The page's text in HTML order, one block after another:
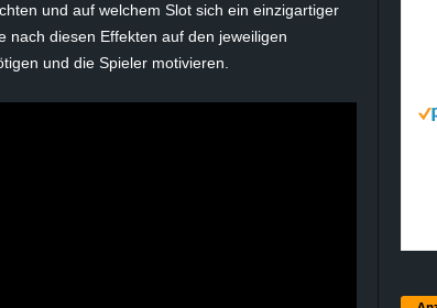
und auf welchem Slot sich ein einzigartiger
nach diesen Effekten auf den jeweiligen
und die Spieler motivieren.